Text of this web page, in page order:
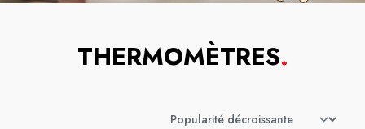
THERMOMÈTRES.